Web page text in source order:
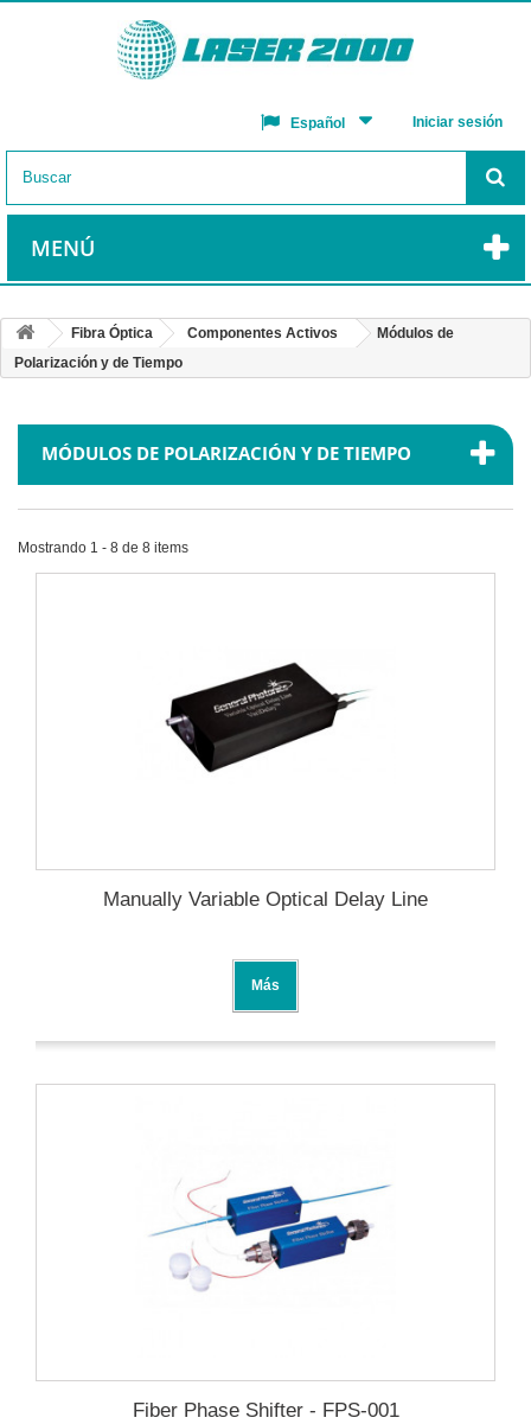
Iniciar sesión
Español
MENÚ
Fibra Óptica Componentes Activos
Módulos de
Polarización y de Tiempo
MÓDULOS DE POLARIZACIÓN Y DE TIEMPO
Mostrando 1 - 8 de 8 items
Manually Variable Optical Delay Line
Más
Fiber Phase Shifter - FPS-001